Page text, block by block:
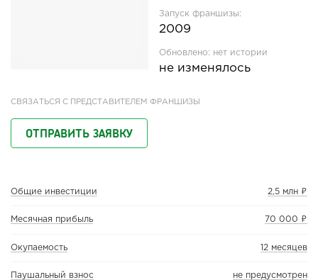
Запуск франшизы:
2009
Обновлено: нет истории
не изменялось
СВЯЗАТЬСЯ С ПРЕДСТАВИТЕЛЕМ ФРАНШИЗЫ
ОТПРАВИТЬ ЗАЯВКУ
Общие инвестиции 2,5 млн ₽
Месячная прибыль 70 000 ₽
Окупаемость 12 месяцев
Паушальный взнос не предусмотрен